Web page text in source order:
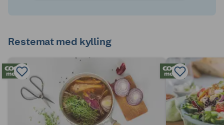
Restemat med kylling